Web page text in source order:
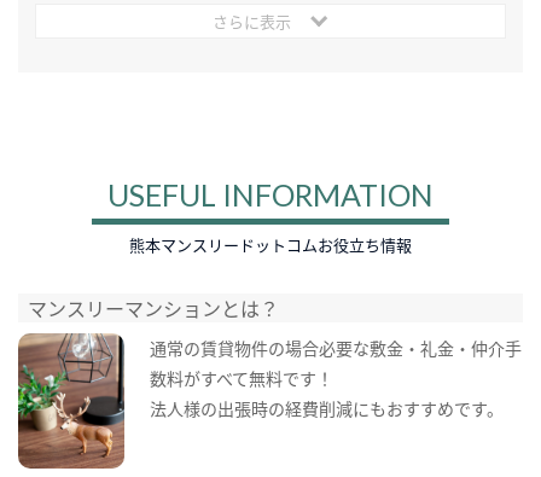
さらに表示
USEFUL INFORMATION
熊本マンスリードットコムお役立ち情報
マンスリーマンションとは？
通常の賃貸物件の場合必要な敷金・礼金・仲介手
数料がすべて無料です！
法人様の出張時の経費削減にもおすすめです。